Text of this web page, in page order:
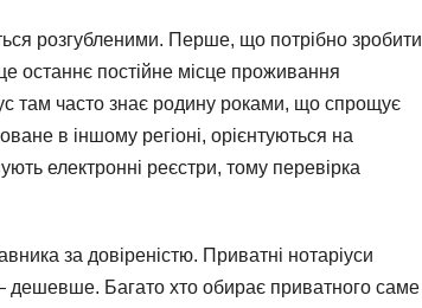
розгубленими. Перше, що потрібно зробити
останнє постійне місце проживання
там часто знає родину роками, що спрощує
в іншому регіоні, орієнтуються на
електронні реєстри, тому перевірка
за довіреністю. Приватні нотаріуси
Багато хто обирає приватного саме